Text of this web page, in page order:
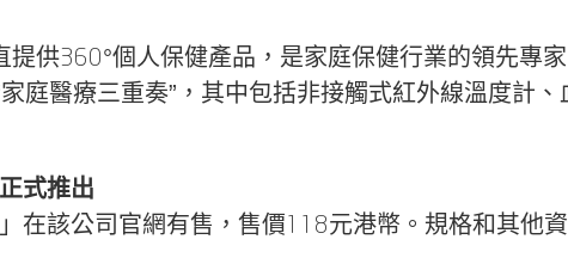
供360°個人保健產品，是家庭保健行業的領先專家
庭醫療三重奏”，其中包括非接觸式紅外線溫度計
式推出
在該公司官網有售，售價118元港幣。規格和其他